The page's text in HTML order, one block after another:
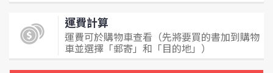
運費計算
運費可於購物車查看（先將要買的書加到購物
車並選擇「郵寄」和「目的地」）